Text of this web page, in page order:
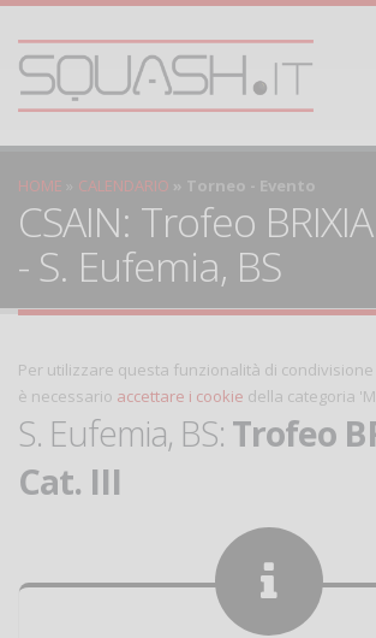
HOME CALENDARIO Torneo - Evento
CSAIN: Trofeo
- S. Eufemia, BS
Per utilizzare questa funzionalità di
è necessario accettare i cookie della categoria
S. Eufemia, BS: Trofeo
Cat. III